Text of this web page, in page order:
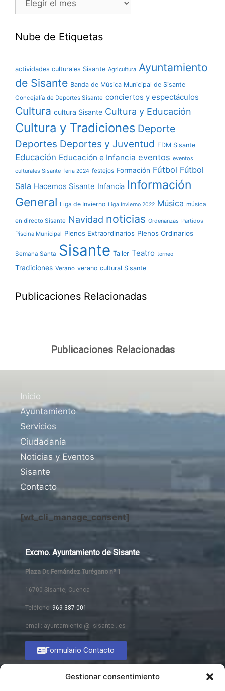
Gestionar consentimiento
Nube de Etiquetas
actividades culturales Sisante Agricultura Ayuntamiento
de Sisante Banda de Música Municipal de Sisante
Concejalía de Deportes Sisante conciertos y espectáculos
Cultura cultura Sisante Cultura y Educación
Cultura y Tradiciones Deporte
Deportes Deportes y Juventud EDM Sisante
Educación Educación e Infancia eventos eventos
culturales Sisante feria 2024 festejos Formación Fútbol Fútbol
Sala Hacemos Sisante Infancia Información
General Liga de Invierno Liga Invierno 2022 Música música
en directo Sisante Navidad noticias Ordenanzas Partidos
Piscina Municipal Plenos Extraordinarios Plenos Ordinarios
Semana Santa Sisante Taller Teatro torneo
Tradiciones Verano verano cultural Sisante
Publicaciones Relacionadas
Publicaciones Relacionadas
Inicio
Ayuntamiento
Servicios
Ciudadanía
Noticias y Eventos
Sisante
Contacto
[wt_cli_manage_consent]
Excmo. Ayuntamiento de Sisante
Plaza Dr. Fernández Turégano nº 1
16700 Sisante, Cuenca
Teléfono: 969 387 001
email: ayuntamiento @ sisante . es
Formulario Contacto